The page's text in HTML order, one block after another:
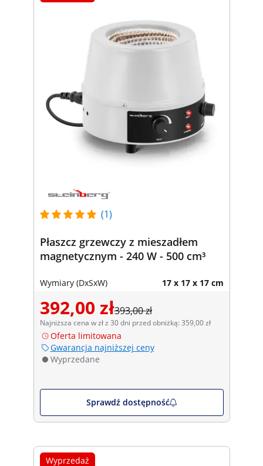
(1)
Płaszcz grzewczy z mieszadłem
magnetycznym - 240 W - 500 cm³
Wymiary (DxSxW) 17 x 17 x 17 cm
392,00 zł393,00 zł
Najniższa cena w zł z 30 dni przed obniżką: 359,00 zł
Oferta limitowana
Gwarancja najniższej ceny
Wyprzedane
Sprawdź dostępność
Wyprzedaż